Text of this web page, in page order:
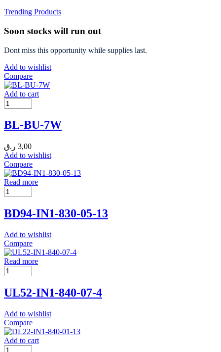
Trending Products
Soon stocks will run out
Dont miss this opportunity while supplies last.
Add to wishlist
Compare
Add to cart
BL-BU-7W
3,00 ر.ق
Add to wishlist
Compare
Read more
BD94-IN1-830-05-13
Add to wishlist
Compare
Read more
UL52-IN1-840-07-4
Add to wishlist
Compare
Add to cart